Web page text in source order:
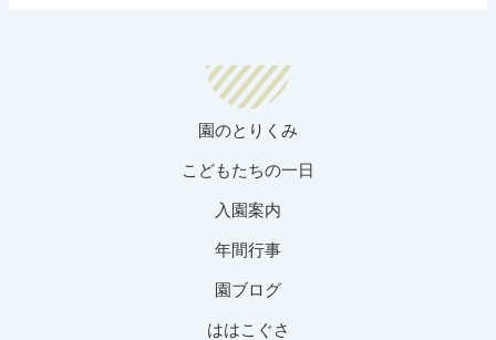
園のとりくみ
こどもたちの一日
入園案内
年間行事
園ブログ
ははこぐさ